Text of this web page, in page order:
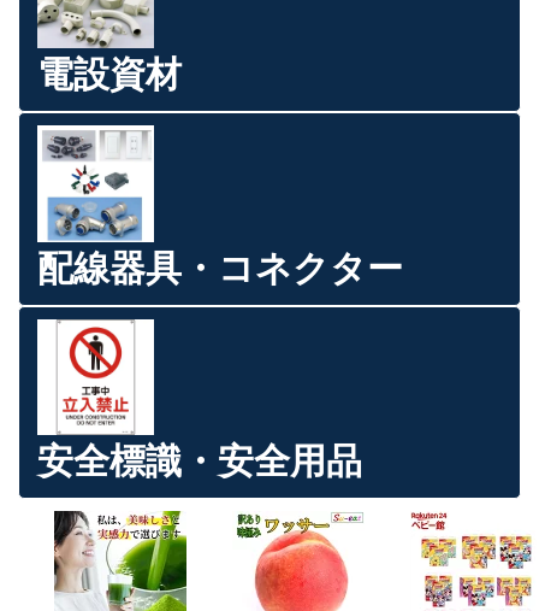
電設資材
配線器具・コネクター
安全標識・安全用品